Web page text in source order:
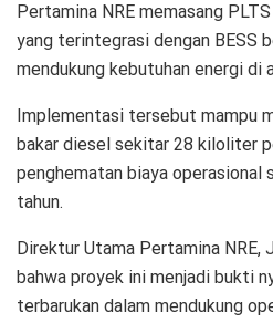
Pertamina NRE memasang
yang terintegrasi dengan BESS
mendukung kebutuhan energi di
Implementasi tersebut mampu
bakar diesel sekitar 28 kiloliter
penghematan biaya operasional
tahun.
Direktur Utama Pertamina NRE,
bahwa proyek ini menjadi bukti
terbarukan dalam mendukung